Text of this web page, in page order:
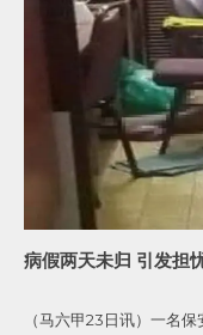
病假两天未归 引发担
（马六甲23日讯）一名